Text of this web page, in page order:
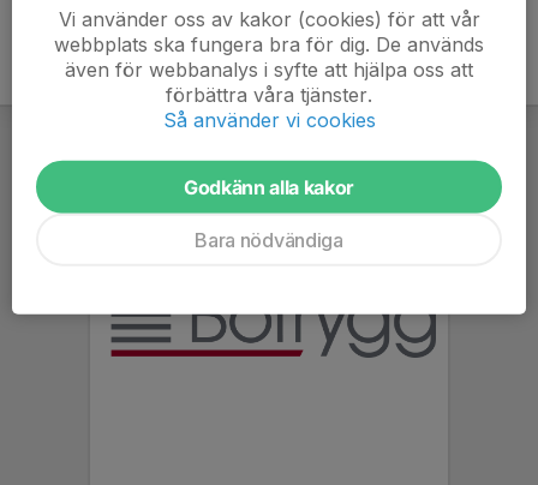
Vi använder oss av kakor (cookies) för att vår
webbplats ska fungera bra för dig. De används
även för webbanalys i syfte att hjälpa oss att
förbättra våra tjänster.
Så använder vi cookies
Godkänn alla kakor
Bara nödvändiga